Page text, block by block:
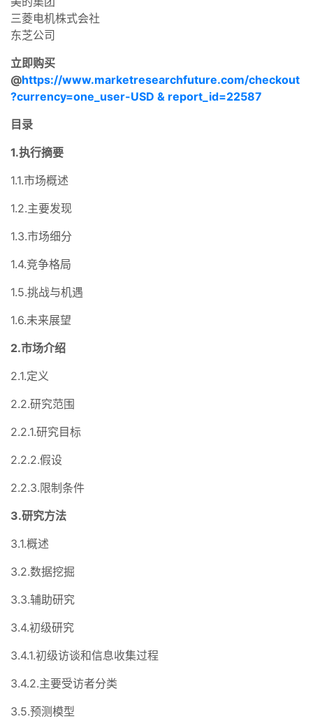
三菱电机株式会社
东芝公司
立即购买
@https://www.marketresearchfuture.com/checkout
?currency=one_user-USD & report_id=22587
目录
1.执行摘要
1.1.市场概述
1.2.主要发现
1.3.市场细分
1.4.竞争格局
1.5.挑战与机遇
1.6.未来展望
2.市场介绍
2.1.定义
2.2.研究范围
2.2.1.研究目标
2.2.2.假设
2.2.3.限制条件
3.研究方法
3.1.概述
3.2.数据挖掘
3.3.辅助研究
3.4.初级研究
3.4.1.初级访谈和信息收集过程
3.4.2.主要受访者分类
3.5.预测模型